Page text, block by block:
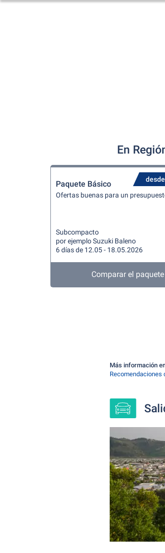
En
Paquete Básico
Ofertas buenas para un
Subcompacto
por ejemplo Suzuki Baleno
6 días de 12.05 - 18.05.2026
Comparar el
Más información
Recomendaciones